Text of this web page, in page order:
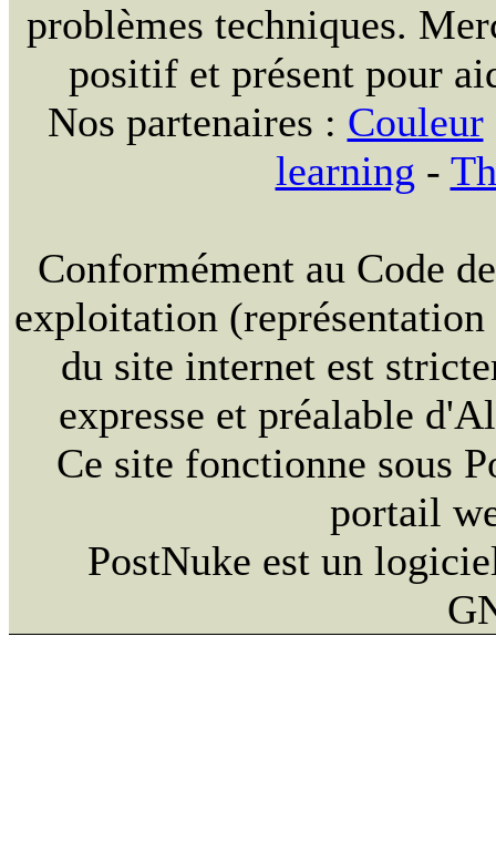
problèmes techniques.
positif et présent pour
Nos partenaires : Couleur
learning -
Conformément au Code
exploitation
du site internet est
expresse et préalable
Ce site fonctionne sous
portail
PostNuke est un